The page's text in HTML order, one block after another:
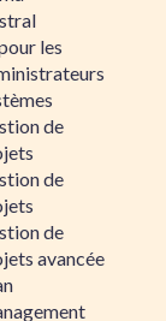
les
de
de
de
avancée